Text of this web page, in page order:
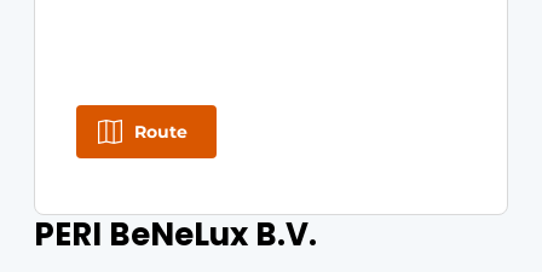
PERI BeNeLux B.V.
Route